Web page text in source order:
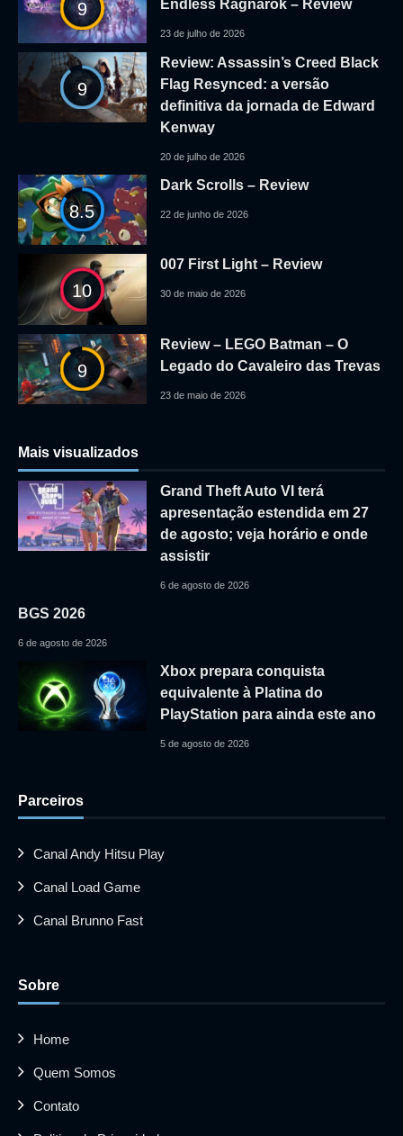
9
Endless Ragnarok – Review
23 de julho de 2026
9
Review: Assassin’s Creed Black
Flag Resynced: a versão
definitiva da jornada de Edward
Kenway
20 de julho de 2026
8.5
Dark Scrolls – Review
22 de junho de 2026
10
007 First Light – Review
30 de maio de 2026
9
Review – LEGO Batman – O
Legado do Cavaleiro das Trevas
23 de maio de 2026
Mais visualizados
Grand Theft Auto VI terá
apresentação estendida em 27
de agosto; veja horário e onde
assistir
6 de agosto de 2026
BGS 2026
6 de agosto de 2026
Xbox prepara conquista
equivalente à Platina do
PlayStation para ainda este ano
5 de agosto de 2026
Parceiros
Canal Andy Hitsu Play
Canal Load Game
Canal Brunno Fast
Sobre
Home
Quem Somos
Contato